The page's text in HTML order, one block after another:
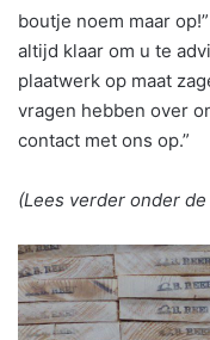
boutje noem maar
altijd klaar om u te
plaatwerk op maat
vragen hebben over
contact met ons op.”
(Lees verder onder